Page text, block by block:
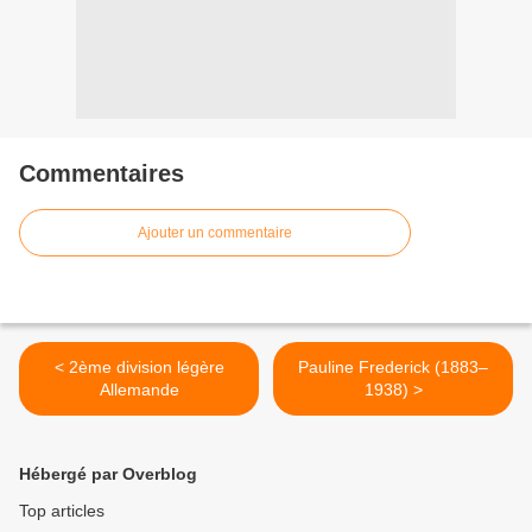
Commentaires
Ajouter un commentaire
< 2ème division légère
Allemande
Pauline Frederick (1883–
1938) >
Hébergé par Overblog
Top articles